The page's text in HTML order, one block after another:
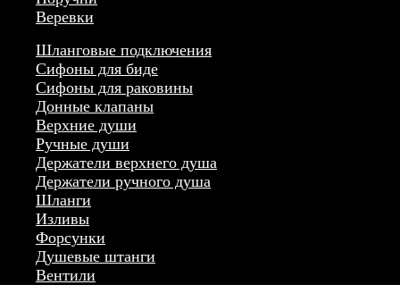
Веревки
Шланговые подключения
Сифоны для биде
Сифоны для раковины
Донные клапаны
Верхние души
Ручные души
Держатели верхнего душа
Держатели ручного душа
Шланги
Изливы
Форсунки
Душевые штанги
Вентили